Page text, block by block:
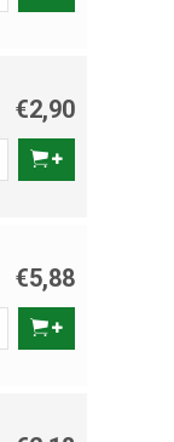
€2,90
€5,88